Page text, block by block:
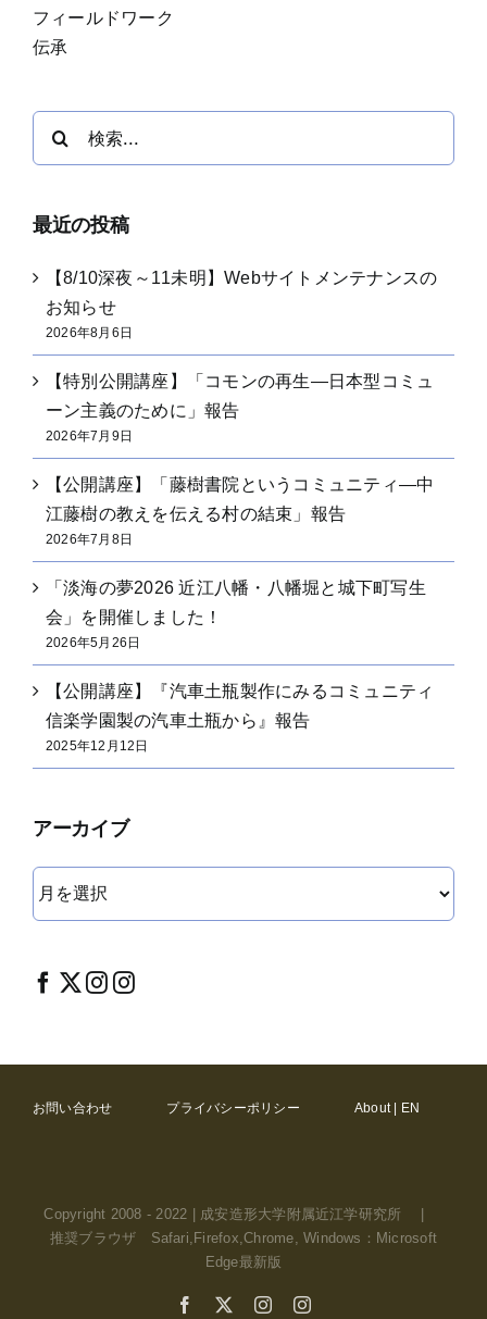
フィールドワーク
伝承
最近の投稿
【8/10深夜～11未明】Webサイトメンテナンスの
お知らせ
2026年8月6日
【特別公開講座】「コモンの再生―日本型コミュ
ーン主義のために」報告
2026年7月9日
【公開講座】「藤樹書院というコミュニティ―中
江藤樹の教えを伝える村の結束」報告
2026年7月8日
「淡海の夢2026 近江八幡・八幡堀と城下町写生
会」を開催しました！
2026年5月26日
【公開講座】『汽車土瓶製作にみるコミュニティ
信楽学園製の汽車土瓶から』報告
2025年12月12日
アーカイブ
イ
ブ
お問い合わせ プライバシーポリシー About | EN
Copyright 2008 - 2022 | 成安造形大学附属近江学研究所 |
推奨ブラウザ Safari,Firefox,Chrome, Windows：Microsoft
Edge最新版
Facebook InstagramInstagram